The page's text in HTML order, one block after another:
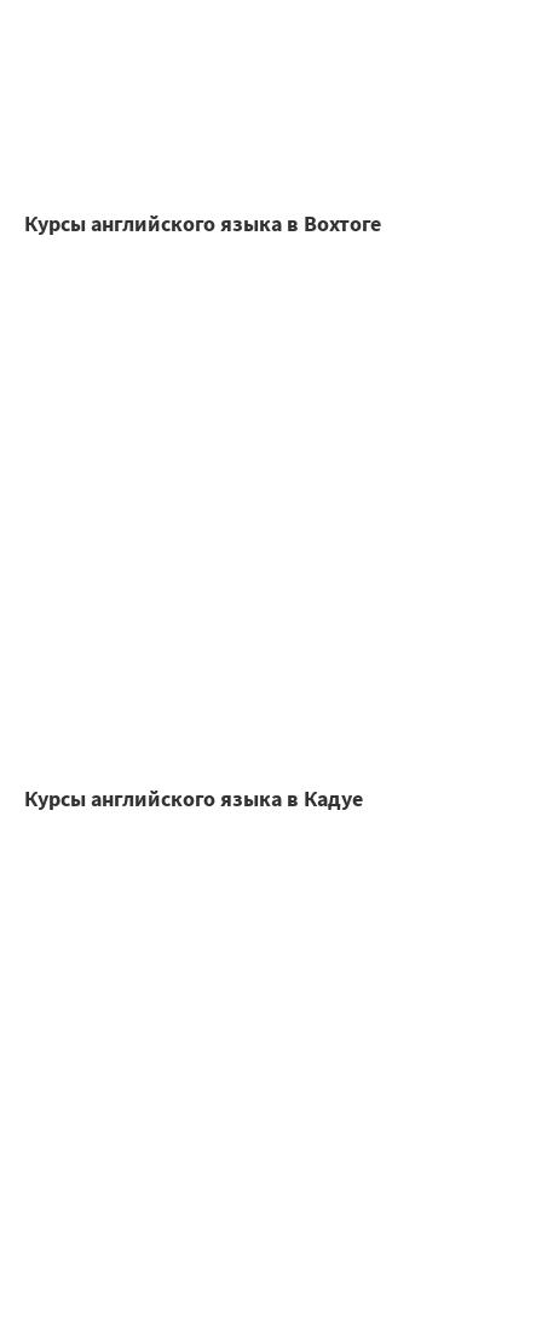
Курсы английского языка в Вохтоге
Курсы английского языка в Кадуе